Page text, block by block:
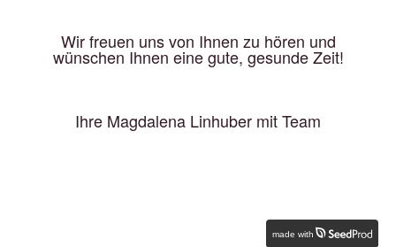
Wir freuen uns von Ihnen zu hören und
wünschen Ihnen eine gute, gesunde Zeit!
Ihre Magdalena Linhuber mit Team
made with